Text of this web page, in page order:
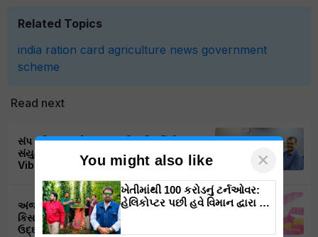
Related Topics
india ration card agriculture news government
scheme
Read next
સંપ ઇન્ડિયા અને આણંદ કૃષિ યુનિવર્સિટીના
સંયુક્ત ઉપક્રમે યોજાઈ Manthan FPO
Vibrant Sumit 2025
અંજાર ખાતે યોજાયો કચ્છ FPO દ્વારા “કચ્છ
કિસાન માર્ટ” ( એગ્રી ઇનપુટ શોપ) નો ભવ્ય
ઉદ્ઘાટન સમારોહ
You might also like ×
ખેતીમાંથી 100 કરોડનું ટર્નઓવર:
હેલિકોપ્ટર પછી હવે વિમાન દ્વારા કૃષિ